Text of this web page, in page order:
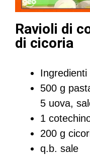
Ravioli di
di cicoria
Ingredienti
500 g
5 uova,
1
200 g
q.b. sale